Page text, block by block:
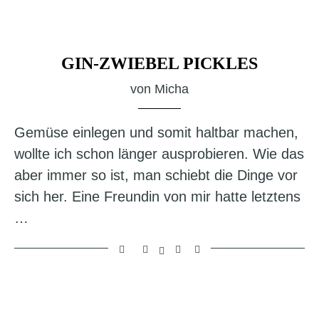
GIN-ZWIEBEL PICKLES
von Micha
Gemüse einlegen und somit haltbar machen,
wollte ich schon länger ausprobieren. Wie das
aber immer so ist, man schiebt die Dinge vor
sich her. Eine Freundin von mir hatte letztens
…